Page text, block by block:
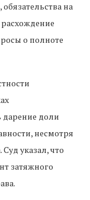
на
о полноте
дарение доли
несмотря
указал, что
затяжного